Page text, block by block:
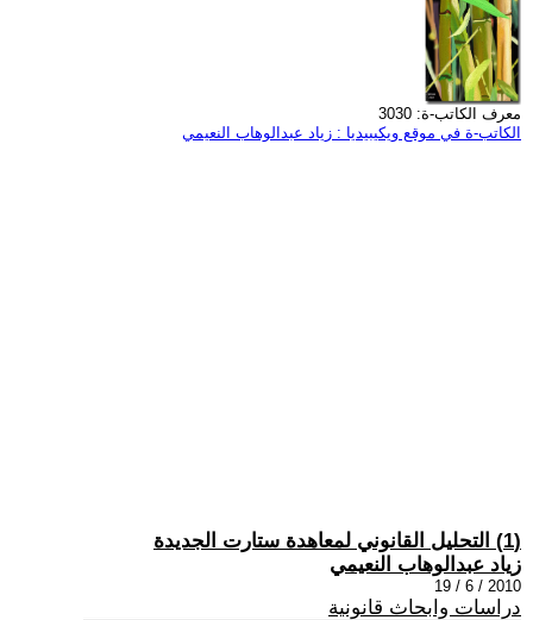
معرف الكاتب-ة: 3030
الكاتب-ة في موقع ويكيبيديا : زياد عبدالوهاب النعيمي
(1) التحليل القانوني لمعاهدة ستارت الجديدة
زياد عبدالوهاب النعيمي
2010 / 6 / 19
دراسات وابحاث قانونية